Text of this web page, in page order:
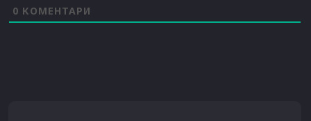
0 КОМЕНТАРИ